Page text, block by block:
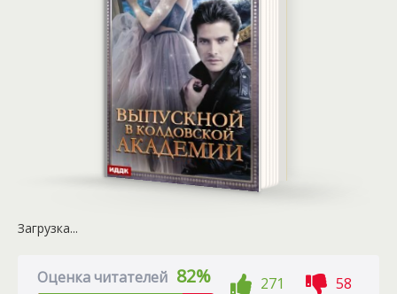
Загрузка...
Оценка читателей 82% 271 58